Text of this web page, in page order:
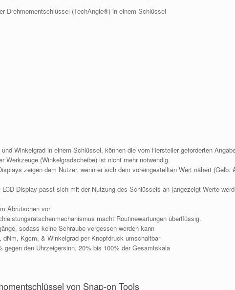
Drehmomentschlüssel (TechAngle®) in einem Schlüssel
Winkelgrad in einem Schlüssel, können die vom Hersteller geforderten
Werkzeuge (Winkelgradscheibe) ist nicht mehr notwendig.
zeigen dem Nutzer, wenn er sich dem voreingestellten Wert nähert (Gelb:
Display passt sich mit der Nutzung des Schlüssels an (angezeigt Werte
Abrutschen vor
macht Routinewartungen überflüssig.
sodass keine Schraube vergessen werden kann
Kgcm, & Winkelgrad per Knopfdruck umschaltbar
den Uhrzeigersinn, 20% bis 100% der Gesamtskala
von Snap-on Tools